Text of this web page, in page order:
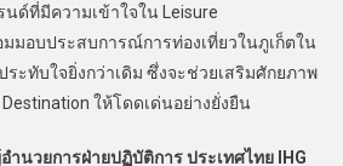
นด์ที่มีความเข้าใจใน Leisure
มมอบประสบการณ์การท่องเที่ยวในภูเก็ตใน
ะทับใจยิ่งกว่าเดิม ซึ่งจะช่วยเสริมศักยภาพ
ให้โดดเด่นอย่างยั่งยืน
ำนวยการฝ่ายปฏิบัติการ ประเทศไทย IHG